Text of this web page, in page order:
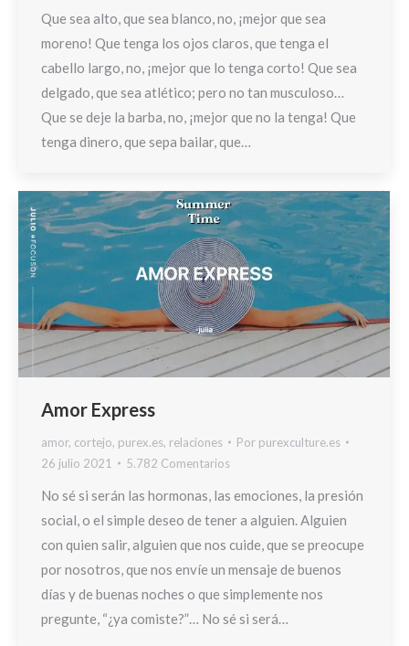
Que sea alto, que sea blanco, no, ¡mejor que sea
moreno! Que tenga los ojos claros, que tenga el
cabello largo, no, ¡mejor que lo tenga corto! Que sea
delgado, que sea atlético; pero no tan musculoso…
Que se deje la barba, no, ¡mejor que no la tenga! Que
tenga dinero, que sepa bailar, que…
Amor Express
amor, cortejo, purex.es, relaciones Por purexculture.es
26 julio 2021
5.782 Comentarios
No sé si serán las hormonas, las emociones, la presión
social, o el simple deseo de tener a alguien. Alguien
con quien salir, alguien que nos cuide, que se preocupe
por nosotros, que nos envíe un mensaje de buenos
días y de buenas noches o que simplemente nos
pregunte, “¿ya comiste?”… No sé si será…